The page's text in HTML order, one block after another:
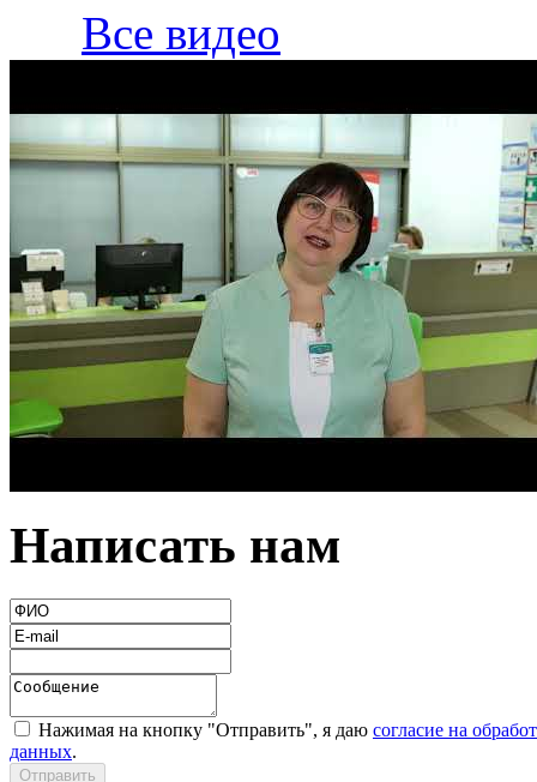
Все видео
Написать нам
Нажимая на кнопку "Отправить", я даю согласие на
данных.